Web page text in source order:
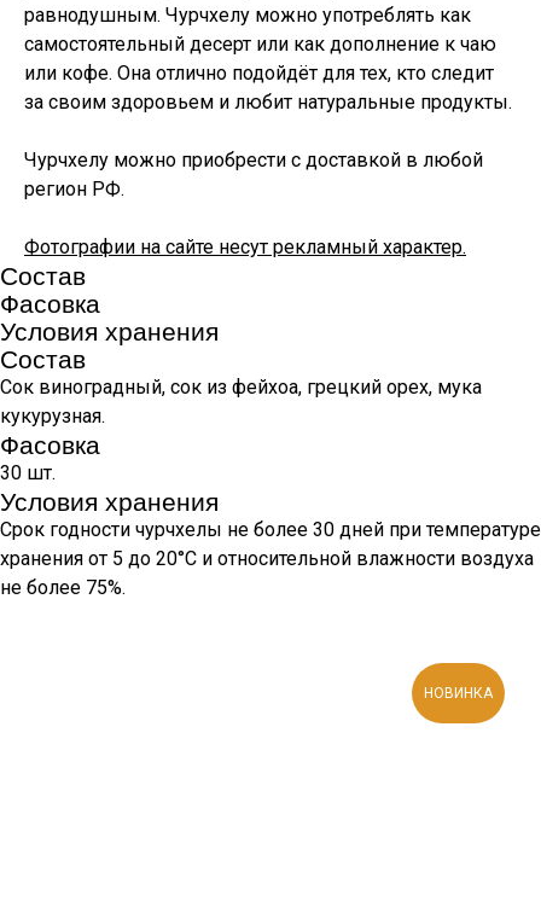
равнодушным. Чурчхелу можно употреблять как
самостоятельный десерт или как дополнение к чаю
или кофе. Она отлично подойдёт для тех, кто следит
за своим здоровьем и любит натуральные продукты.
Чурчхелу можно приобрести с доставкой в любой
регион РФ.
Фотографии на сайте несут рекламный характер.
Состав
Фасовка
Условия хранения
Состав
Сок виноградный, сок из фейхоа, грецкий орех, мука
кукурузная.
Фасовка
30 шт.
Условия хранения
Срок годности чурчхелы не более 30 дней при температуре
хранения от 5 до 20°С и относительной влажности воздуха
не более 75%.
НОВИНКА